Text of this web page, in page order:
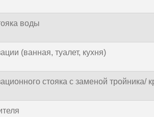
воды
(ванная, туалет, кухня)
стояка с заменой тройника/